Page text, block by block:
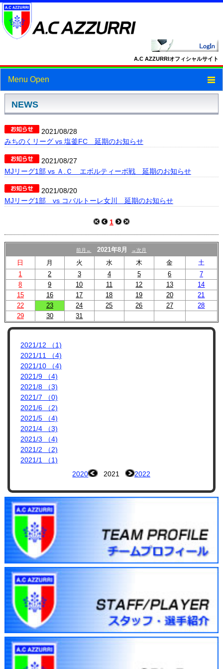
A.C AZZURRIオフィシャルサイト
Menu Open
トップ
スケジュール
スタッフ・選手紹介
フォトギャラリー
ブログ
リンク集
NEWS
2021/08/28
みちのくリーグ vs 塩釜FC 延期のお知らせ
2021/08/27
MJリーグ1部 vs Ａ.Ｃ エボルティーボ戦 延期のお知らせ
2021/08/20
MJリーグ1部 vs コバルトーレ女川 延期のお知らせ
1
前月← 2021年8月 →次月
日 月 火 水 木 金
土
1
2 3 4 5 6
7
8
9 10 11 12 13
14
15
16 17 18 19 20
21
22
23 24 25 26 27
28
29
30 31
2021/12 （1)
2021/11 （4)
2021/10 （4)
2021/9 （4)
2021/8 （3)
2021/7 （0)
2021/6 （2)
2021/5 （4)
2021/4 （3)
2021/3 （4)
2021/2 （2)
2021/1 （1)
2020
2021 2022